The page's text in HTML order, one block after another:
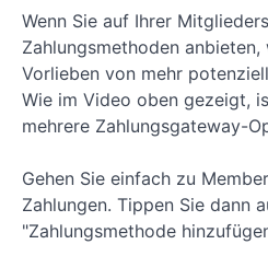
Lektion 7:
Wie man eine
Mitgliedergruppe
und eine
Preisseite erstellt
Lektion
Hinzufügen
eines
Anmelde-
und Log-
in-Links zu
Wenn Sie auf Ihrer
Zahlungsmethoden anbieten,
Vorlieben von mehr
Wie im Video oben gezeigt,
mehrere Zahlungsgateway-
Gehen Sie einfach zu
Zahlungen. Tippen Sie dann
"Zahlungsmethode